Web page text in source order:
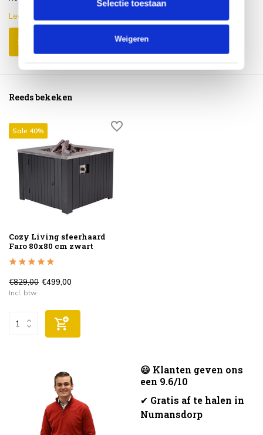
Selectie toestaan
Weigeren
Lees meer
Schrijf je eigen review
Reeds bekeken
Sale 40%
Cozy Living sfeerhaard
Faro 80x80 cm zwart
€829,00 €499,00
Incl. btw
😃 Klanten geven ons
een 9.6/10
✔ Gratis af te halen in
Numansdorp